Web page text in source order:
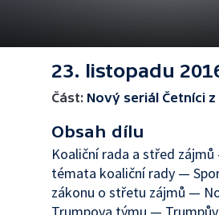
23. listopadu
Část: Nový seriál Četníci
Obsah dílu
Koaliční rada a střed
témata koaliční rady —
zákonu o střetu zájmů —